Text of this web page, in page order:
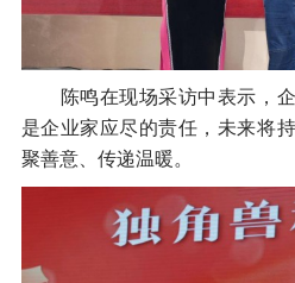
陈鸣在现场采访中表示，企
是企业家应尽的责任，未来将
聚善意、传递温暖。